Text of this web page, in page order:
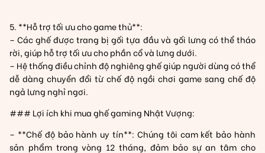
5. **Hỗ trợ tối ưu cho game thủ**:
– Các ghế được trang bị gối tựa đầu và gối lưng có thể tháo
rời, giúp hỗ trợ tối ưu cho phần cổ và lưng dưới.
– Hệ thống điều chỉnh độ nghiêng ghế giúp người dùng có thể
dễ dàng chuyển đổi từ chế độ ngồi chơi game sang chế độ
ngả lưng nghỉ ngơi.
### Lợi ích khi mua ghế gaming Nhật Vượng:
– **Chế độ bảo hành uy tín**: Chúng tôi cam kết bảo hành
sản phẩm trong vòng 12 tháng, đảm bảo sự an tâm cho